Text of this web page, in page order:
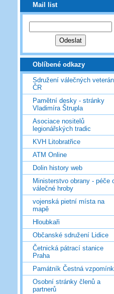
Mail list
Oblíbené odkazy
Sdružení válečných
ČR
Pamětní desky - stránky
Vladimíra Štrupla
Asociace nositelů
legionářských tradic
KVH Litobratřice
ATM Online
Dolin history web
Ministerstvo obrany - péče
válečné hroby
vojenská pietní místa na
mapě
Hloubkaři
Občanské sdružení Lidice
Četnická pátrací stanice
Praha
Památník Čestná
Osobní stránky členů a
partnerů